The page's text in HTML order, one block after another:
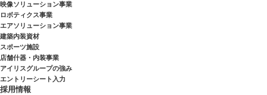
映像ソリューション事業
ロボティクス事業
エアソリューション事業
建築内装資材
スポーツ施設
店舗什器・内装事業
アイリスグループの強み
エントリーシート入力
採用情報